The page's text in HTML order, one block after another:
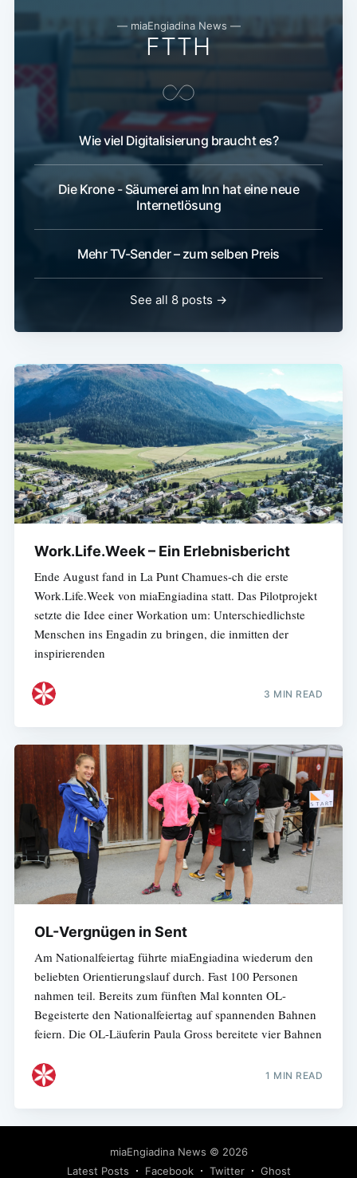
— miaEngiadina News —
FTTH
Wie viel Digitalisierung braucht es?
Die Krone - Säumerei am Inn hat eine neue
Internetlösung
Mehr TV-Sender – zum selben Preis
See all 8 posts →
Work.Life.Week – Ein Erlebnisbericht
Ende August fand in La Punt Chamues-ch die erste
Work.Life.Week von miaEngiadina statt. Das Pilotprojekt
setzte die Idee einer Workation um: Unterschiedlichste
Menschen ins Engadin zu bringen, die inmitten der
inspirierenden
3 MIN READ
OL-Vergnügen in Sent
Am Nationalfeiertag führte miaEngiadina wiederum den
beliebten Orientierungslauf durch. Fast 100 Personen
nahmen teil. Bereits zum fünften Mal konnten OL-
Begeisterte den Nationalfeiertag auf spannenden Bahnen
feiern. Die OL-Läuferin Paula Gross bereitete vier Bahnen
1 MIN READ
miaEngiadina News © 2026
Latest Posts
Facebook Twitter Ghost